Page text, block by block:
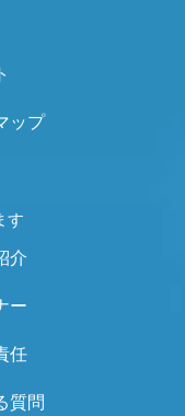
ップ
す
介
ー
任
質問